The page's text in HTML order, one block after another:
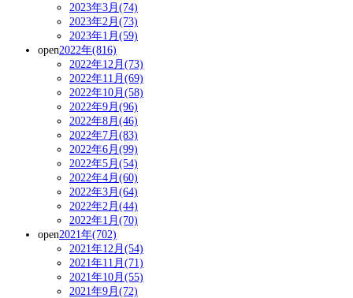
2023年3月(74)
2023年2月(73)
2023年1月(59)
open2022年(816)
2022年12月(73)
2022年11月(69)
2022年10月(58)
2022年9月(96)
2022年8月(46)
2022年7月(83)
2022年6月(99)
2022年5月(54)
2022年4月(60)
2022年3月(64)
2022年2月(44)
2022年1月(70)
open2021年(702)
2021年12月(54)
2021年11月(71)
2021年10月(55)
2021年9月(72)